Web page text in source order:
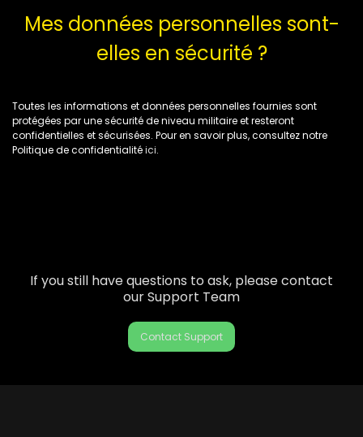
Mes données personnelles sont-
elles en sécurité ?
Toutes les informations et données personnelles fournies sont
protégées par une sécurité de niveau militaire et resteront
confidentielles et sécurisées. Pour en savoir plus, consultez notre
Politique de confidentialitéici.
If you still have questions to ask, please contact
our Support Team
Contact Support